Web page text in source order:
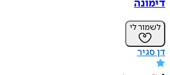
דימונה
לשמור לי
דן סגיר